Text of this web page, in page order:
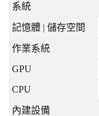
系統
記憶體 | 儲存空間
作業系統
GPU
CPU
內建設備